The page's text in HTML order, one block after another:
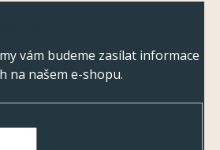
vám budeme zasílat informace
na našem e-shopu.